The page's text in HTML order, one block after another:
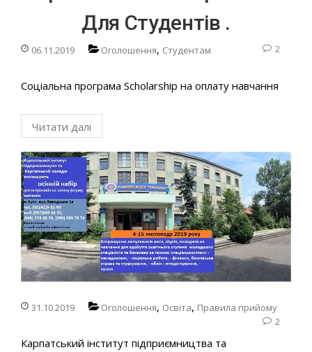
Для Студентів .
06.11.2019 Оголошення, Студентам 2
Соціальна програма Scholarship на оплату навчання
Читати далі
31.10.2019 Оголошення, Освіта, Правила прийому
2
Карпатський інститут підприємництва та